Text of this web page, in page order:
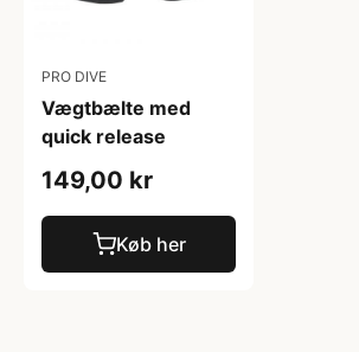
PRO DIVE
Vægtbælte med
quick release
149,00 kr
Køb her